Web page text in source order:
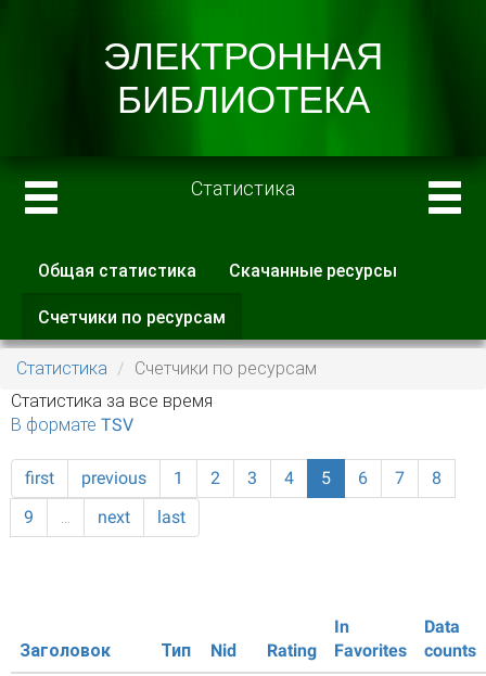
Статистика
Главные вкладки
Общая статистика Скачанные ресурсы
Счетчики по ресурсам
вкладка)
Статистика
Счетчики по ресурсам
Статистика за все время
В формате TSV
first previous 1 2 3 4 5 6 7
8
9
… next last
Заголовок Тип Nid Rating
In
Favorites
Data
counts